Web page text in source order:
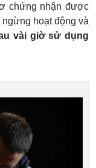
chứng nhận được
hoạt động và
vài giờ sử dụng